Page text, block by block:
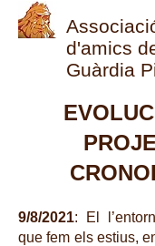
d'amics
Guàrdia
9/8/2021: El
que fem els estius,